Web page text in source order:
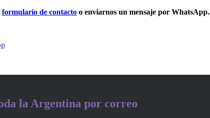
formulario de contacto o enviarnos un mensaje por WhatsApp.
la Argentina por correo